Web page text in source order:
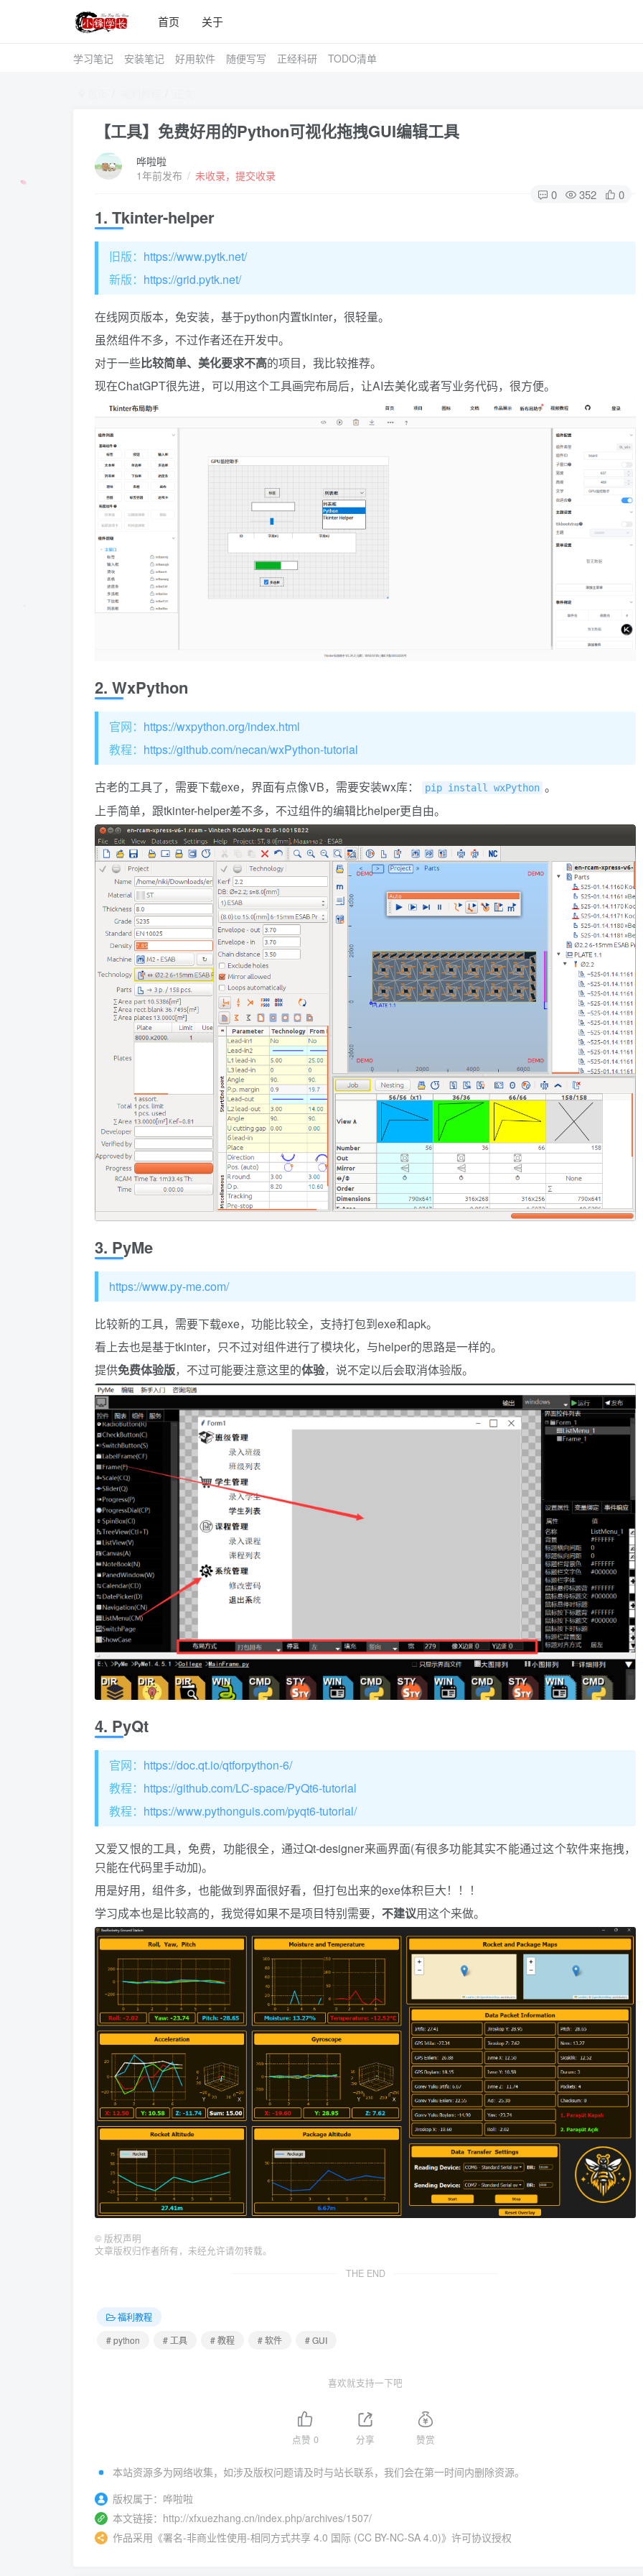
首页 关于
学习笔记 安装笔记 好用软件 随便写写 正经科研 TODO清单
【工具】免费好用的Python可视化拖拽GUI编辑工具
哗啦啦
1年前发布 / 未收录，提交收录
0 352 0
1. Tkinter-helper
旧版： https://www.pytk.net/
新版： https://grid.pytk.net/
在线网页版本，免安装，基于python内置tkinter，很轻量。
虽然组件不多，不过作者还在开发中。
对于一些比较简单、美化要求不高的项目，我比较推荐。
现在ChatGPT很先进，可以用这个工具画完布局后，让AI去美化或者写业务代码，很方便。
2. WxPython
官网： https://wxpython.org/index.html
教程： https://github.com/necan/wxPython-tutorial
古老的工具了，需要下载exe，界面有点像VB，需要安装wx库： pip install wxPython 。
上手简单，跟tkinter-helper差不多，不过组件的编辑比helper更自由。
3. PyMe
https://www.py-me.com/
比较新的工具，需要下载exe，功能比较全，支持打包到exe和apk。
看上去也是基于tkinter，只不过对组件进行了模块化，与helper的思路是一样的。
提供免费体验版，不过可能要注意这里的体验，说不定以后会取消体验版。
4. PyQt
官网： https://doc.qt.io/qtforpython-6/
教程： https://github.com/LC-space/PyQt6-tutorial
教程： https://www.pythonguis.com/pyqt6-tutorial/
又爱又恨的工具，免费，功能很全，通过Qt-designer来画界面(有很多功能其实不能通过这个软件来拖拽，
只能在代码里手动加)。
用是好用，组件多，也能做到界面很好看，但打包出来的exe体积巨大！！！
学习成本也是比较高的，我觉得如果不是项目特别需要， 不建议用这个来做。
© 版权声明
文章版权归作者所有，未经允许请勿转载。
THE END
福利教程
# python
# 工具 # 教程 # 软件 # GUI
喜欢就支持一下吧
点赞 0 分享 赞赏
本站资源多为网络收集，如涉及版权问题请及时与站长联系，我们会在第一时间内删除资源。
版权属于： 哗啦啦
本文链接： http://xfxuezhang.cn/index.php/archives/1507/
作品采用 《署名-非商业性使用-相同方式共享 4.0 国际 (CC BY-NC-SA 4.0)》许可协议授权